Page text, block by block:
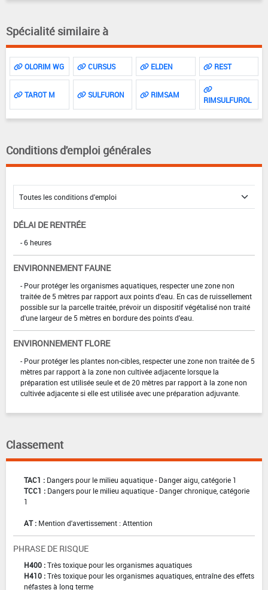
Spécialité similaire à
OLORIM WG CURSUS ELDEN REST
TAROT M SULFURON RIMSAM
RIMSULFUROL
Conditions d'emploi générales
DÉLAI DE RENTRÉE
- 6 heures
ENVIRONNEMENT FAUNE
- Pour protéger les organismes aquatiques, respecter une zone non
traitée de 5 mètres par rapport aux points d'eau. En cas de ruissellement
possible sur la parcelle traitée, prévoir un dispositif végétalisé non traité
d'une largeur de 5 mètres en bordure des points d'eau.
ENVIRONNEMENT FLORE
- Pour protéger les plantes non-cibles, respecter une zone non traitée de 5
mètres par rapport à la zone non cultivée adjacente lorsque la
préparation est utilisée seule et de 20 mètres par rapport à la zone non
cultivée adjacente si elle est utilisée avec une préparation adjuvante.
Classement
TAC1 : Dangers pour le milieu aquatique - Danger aigu, catégorie 1
TCC1 : Dangers pour le milieu aquatique - Danger chronique, catégorie
1
AT : Mention d'avertissement : Attention
PHRASE DE RISQUE
H400 :Très toxique pour les organismes aquatiques
H410 :Très toxique pour les organismes aquatiques, entraîne des effets
néfastes à long terme